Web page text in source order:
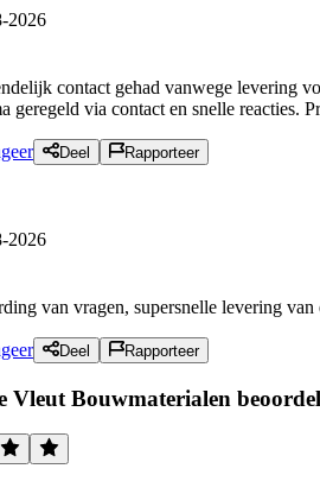
2026
contact gehad vanwege levering
geregeld via contact en snelle reacties.
Deel Rapporteer
2026
van vragen, supersnelle levering
Deel Rapporteer
Vleut Bouwmaterialen